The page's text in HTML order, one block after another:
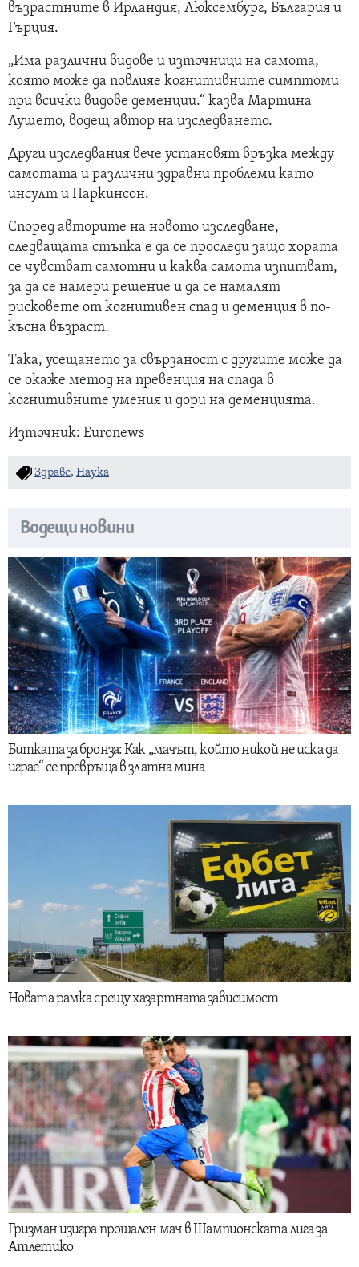
възрастните в Ирландия, Люксембург, България и
Гърция.
„Има различни видове и източници на самота,
която може да повлияе когнитивните симптоми
при всички видове деменции.“ казва Мартина
Лушето, водещ автор на изследването.
Други изследвания вече установят връзка между
самотата и различни здравни проблеми като
инсулт и Паркинсон.
Според авторите на новото изследване,
следващата стъпка е да се проследи защо хората
се чувстват самотни и каква самота изпитват,
за да се намери решение и да се намалят
рисковете от когнитивен спад и деменция в по-
късна възраст.
Така, усещането за свързаност с другите може да
се окаже метод на превенция на спада в
когнитивните умения и дори на деменцията.
Източник: Euronews
Здраве, Наука
Водещи новини
Битката за бронза: Как „мачът, който никой не иска да
играе“ се превръща в златна мина
Новата рамка срещу хазартната зависимост
Гризман изигра прощален мач в Шампионската лига за
Атлетико